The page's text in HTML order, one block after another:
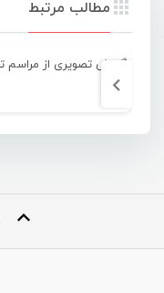
مطالب مرتبط